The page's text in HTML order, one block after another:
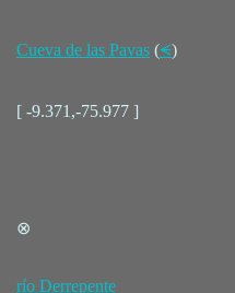
Cueva de las Pavas (⪪)
[ -9.371,-75.977 ]
⊗
río Derrepente